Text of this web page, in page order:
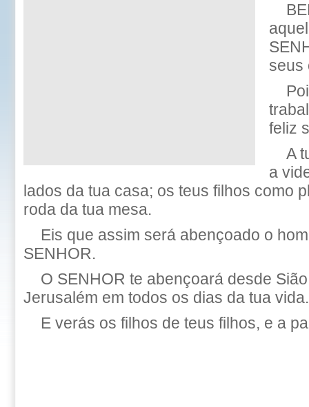
seus
feliz
A
a
lados da tua casa; os teus filhos como
roda da tua mesa.
Eis que assim será abençoado o
SENHOR.
O SENHOR te abençoará desde
Jerusalém em todos os dias da tua vida.
E verás os filhos de teus filhos, e a